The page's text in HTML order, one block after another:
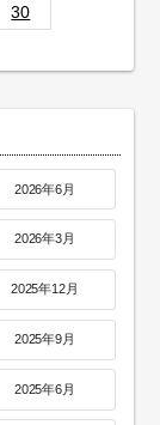
30
2026年6月
2026年3月
2025年12月
2025年9月
2025年6月